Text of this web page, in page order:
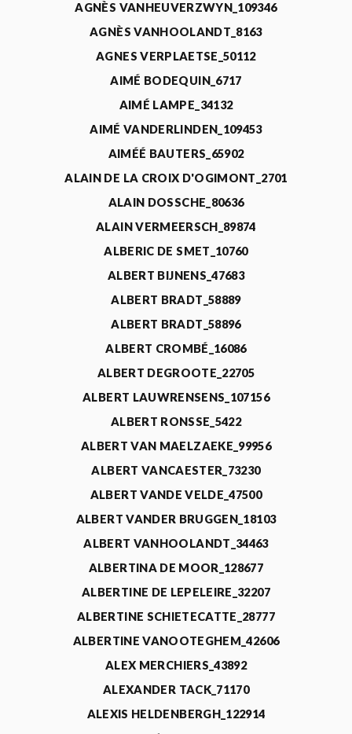
AGNÈS VANHEUVERZWYN_109346
AGNÈS VANHOOLANDT_8163
AGNES VERPLAETSE_50112
AIMÉ BODEQUIN_6717
AIMÉ LAMPE_34132
AIMÉ VANDERLINDEN_109453
AIMÉÉ BAUTERS_65902
ALAIN DE LA CROIX D'OGIMONT_2701
ALAIN DOSSCHE_80636
ALAIN VERMEERSCH_89874
ALBERIC DE SMET_10760
ALBERT BIJNENS_47683
ALBERT BRADT_58889
ALBERT BRADT_58896
ALBERT CROMBÉ_16086
ALBERT DEGROOTE_22705
ALBERT LAUWRENSENS_107156
ALBERT RONSSE_5422
ALBERT VAN MAELZAEKE_99956
ALBERT VANCAESTER_73230
ALBERT VANDE VELDE_47500
ALBERT VANDER BRUGGEN_18103
ALBERT VANHOOLANDT_34463
ALBERTINA DE MOOR_128677
ALBERTINE DE LEPELEIRE_32207
ALBERTINE SCHIETECATTE_28777
ALBERTINE VANOOTEGHEM_42606
ALEX MERCHIERS_43892
ALEXANDER TACK_71170
ALEXIS HELDENBERGH_122914